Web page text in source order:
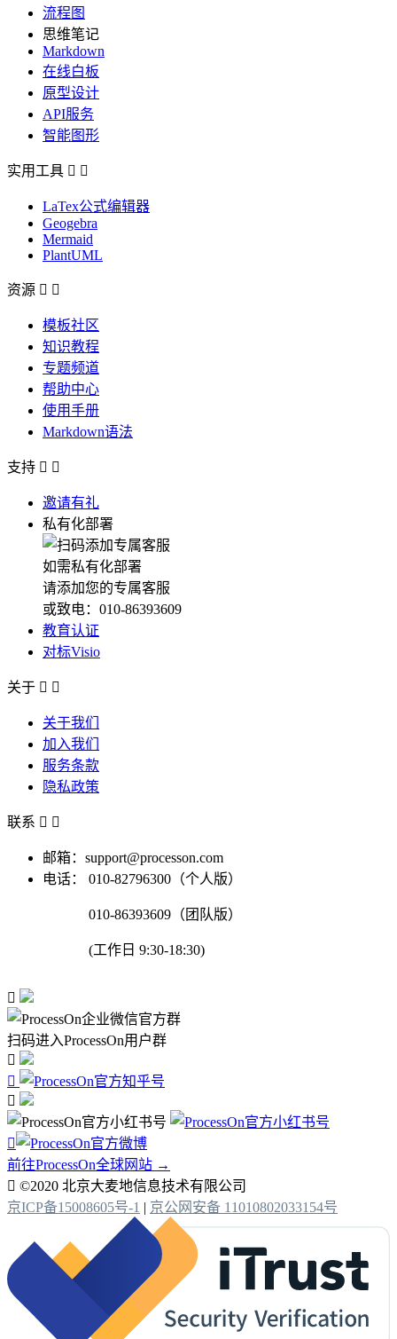
流程图
思维笔记
Markdown
在线白板
原型设计
API服务
智能图形
实用工具  
LaTex公式编辑器
Geogebra
Mermaid
PlantUML
资源  
模板社区
知识教程
专题频道
帮助中心
使用手册
Markdown语法
支持  
邀请有礼
私有化部署
如需私有化部署
请添加您的专属客服
或致电：010-86393609
教育认证
对标Visio
关于  
关于我们
加入我们
服务条款
隐私政策
联系  
邮箱：support@processon.com
电话：
010-82796300（个人版）
010-86393609（团队版）
(工作日 9:30-18:30)

扫码进入ProcessOn用户群




前往ProcessOn全球网站 →
 ©2020 北京大麦地信息技术有限公司
京ICP备15008605号-1 | 京公网安备 11010802033154号